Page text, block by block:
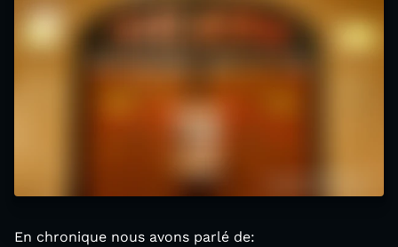
En chronique nous avons parlé de: